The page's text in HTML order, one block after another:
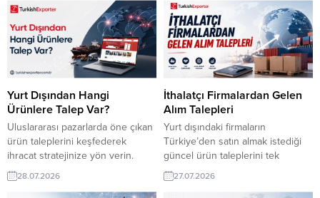
fırsatlarını düzenli olarak
inceleyerek hedef pazarlarınıza
uygun alıcıları belirleyebilir ve
ihracat yolculuğunuza yeni iş
birlikleri ekleyebilirsiniz.
Avusturya Firması, Yarı
Kurutulmuş Domates Almak
İstiyorIraklı Tüccar, Türkiye’den
Motor Yağı İthal Etmek
İstiyorFransız Alıcı, Dezenfektan
Mendil Talep EdiyorBAE Şirketi,...
görebilir, yeni pazarlara açılmak
ve ihracat ağınızı güçlendirmek
için önemli fırsatlar
yakalayabilirsiniz. Hindistan’dan
Alıcı, Türkiye’den Kuru İncir Almak
İstiyorNijerya’dan Tüccar, Çocuk
Ayakkabısı Talep EdiyorSuudi
Toptancı, Plastik Ev Gereçleri
Tedarikçisi...
Yurt Dışından Hangi
Ürünlere Talep Var?
Uluslararası pazarlarda öne çıkan
ürün taleplerini keşfederek
ihracat stratejinize yön verin.
TurkishExporter, farklı ülkelerden
gelen güncel satın alma ilanları,
28.07.2026
İthalatçı Firmalardan Gelen
Alım Talepleri
Yurt dışındaki firmaların
Türkiye’den satın almak istediği
güncel ürün taleplerini tek
sayfada inceleyin. Farklı
ülkelerden gelen alım taleplerini
27.07.2026